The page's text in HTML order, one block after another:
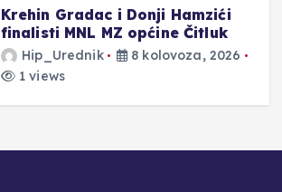
Krehin Gradac i Donji Hamzići
finalisti MNL MZ općine Čitluk
Hip_Urednik
8 kolovoza, 2026
1 views